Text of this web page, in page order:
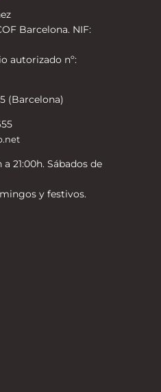
Barcelona. NIF:
autorizado nº:
(Barcelona)
21:00h. Sábados de
y festivos.